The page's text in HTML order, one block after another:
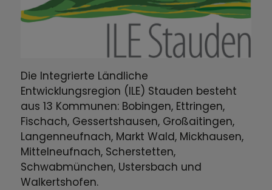
Die Integrierte Ländliche
Entwicklungsregion (ILE) Stauden besteht
aus 13 Kommunen: Bobingen, Ettringen,
Fischach, Gessertshausen, Großaitingen,
Langenneufnach, Markt Wald, Mickhausen,
Mittelneufnach, Scherstetten,
Schwabmünchen, Ustersbach und
Walkertshofen.